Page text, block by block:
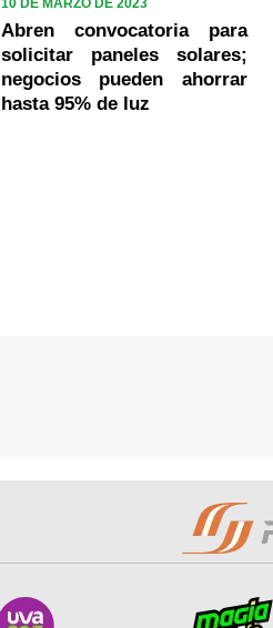
Abren convocatoria para
solicitar paneles solares;
negocios pueden ahorrar
hasta 95% de luz